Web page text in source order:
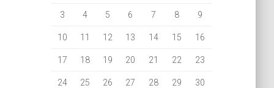
3 4 5 6 7 8 9
10 11 12 13 14 15 16
17 18 19 20 21 22 23
24 25 26 27 28 29 30